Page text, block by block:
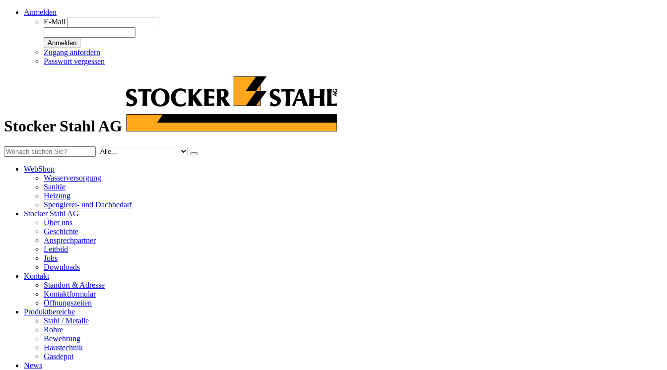
Anmelden
E-Mail
Anmelden
Zugang anfordern
Passwort vergessen
Stocker Stahl AG
WebShop
Wasserversorgung
Sanitär
Heizung
Spenglerei- und Dachbedarf
Stocker Stahl AG
Über uns
Geschichte
Ansprechpartner
Leitbild
Jobs
Downloads
Kontakt
Standort & Adresse
Kontaktformular
Öffnungszeiten
Produktbereiche
Stahl / Metalle
Rohre
Bewehrung
Haustechnik
Gasdepot
News